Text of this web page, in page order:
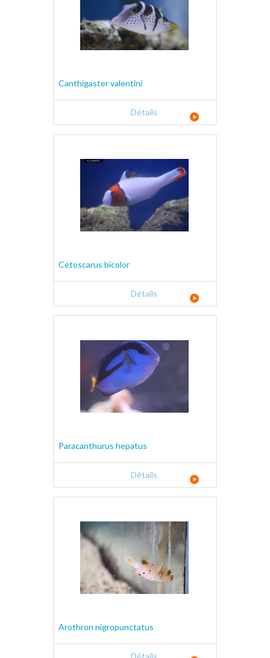
Canthigaster valentini
Détails
Cetoscarus bicolor
Détails
Paracanthurus hepatus
Détails
Arothron nigropunctatus
Détails